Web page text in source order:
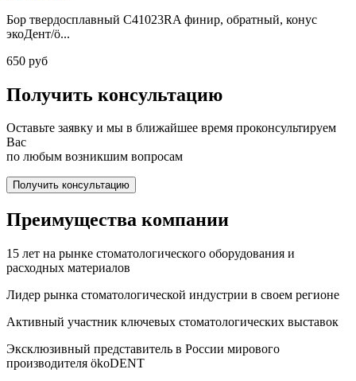
Бор твердосплавный C41023RA финир, обратный, конус
экоДент/ö...
650 руб
Получить консультацию
Оставьте заявку и мы в ближайшее время проконсультируем
Вас
по любым возникшим вопросам
Получить консультацию
Преимущества компании
15 лет на рынке стоматологического оборудования и
расходных материалов
Лидер рынка стоматологической индустрии в своем регионе
Активный участник ключевых стоматологических выставок
Эксклюзивный представитель в России мирового
производителя ökoDENT